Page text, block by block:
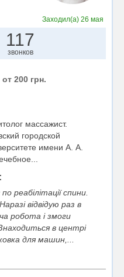
Заходил(а) 26 мая
117
звонков
от 200 грн.
массажист.
городской
имени А. А.
реабілітації спини.
відвідую раз в
робота і змоги
в центрі
для машин,...